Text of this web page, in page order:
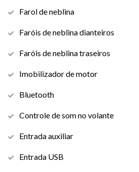
Farol de neblina
Faróis de neblina dianteiros
Faróis de neblina traseiros
Imobilizador de motor
Bluetooth
Controle de som no volante
Entrada auxiliar
Entrada USB